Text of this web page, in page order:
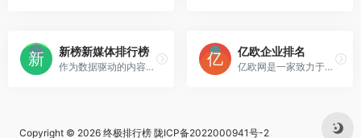
新榜新媒体排行榜
作为数据驱动的内容产业服务，新榜发挥行业枢纽作用，连接线上线下资源，提供内容营销、电商导购、用户运营、版权分发等产品服务，服务于内容产业，以内容服务产业。
亿欧企业排名
亿欧网是一家致力于科技创新和产业研究的综合服务平台，聚焦产业数字化升级，为从业者提供行业投资分析、研究咨询、数据定制化、政企对接等服务。
Copyright © 2026 终极排行榜 陇ICP备2022000941号-2